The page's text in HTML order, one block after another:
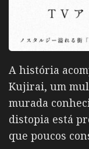
A história
Kujirai, um
murada
distopia está
que poucos